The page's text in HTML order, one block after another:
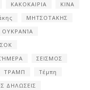
ΚΑΚΟΚΑΙΡΙΑ
ΚΙΝΑ
ΜΗΤΣΟΤΑΚΗΣ
ΟΥΚΡΑΝΊΑ
ΣΕΙΣΜΟΣ
ΤΡΑΜΠ
Τέμπη
ΔΗΛΩΣΕΙΣ